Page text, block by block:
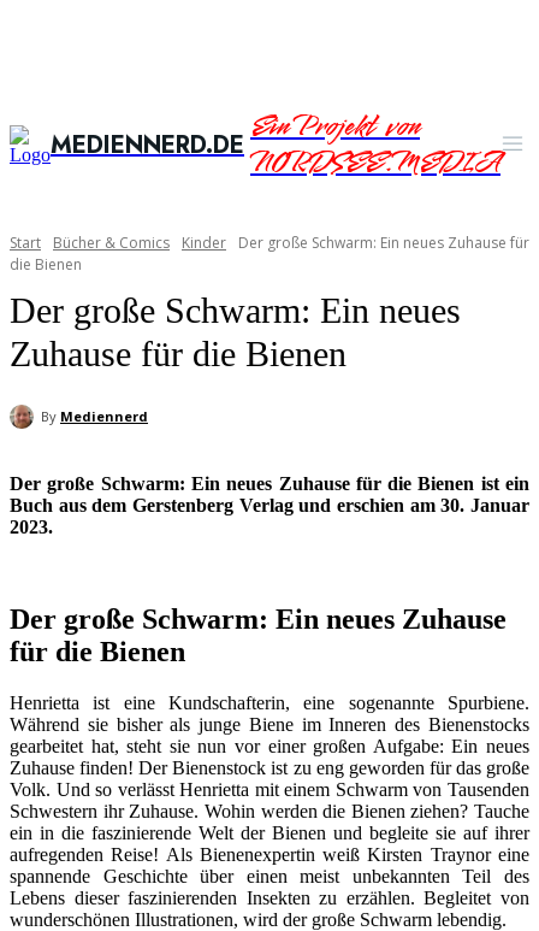
MEDIENNERD.DEEin Projekt von
NORDSEE.MEDIA
Start Bücher & Comics Kinder
Der große Schwarm: Ein neues Zuhause für
die Bienen
Der große Schwarm: Ein neues
Zuhause für die Bienen
By Mediennerd
Der große Schwarm: Ein neues Zuhause für die Bienen ist ein
Buch aus dem Gerstenberg Verlag und erschien am 30. Januar
2023.
Der große Schwarm: Ein neues Zuhause
für die Bienen
Henrietta ist eine Kundschafterin, eine sogenannte Spurbiene.
Während sie bisher als junge Biene im Inneren des Bienenstocks
gearbeitet hat, steht sie nun vor einer großen Aufgabe: Ein neues
Zuhause finden! Der Bienenstock ist zu eng geworden für das große
Volk. Und so verlässt Henrietta mit einem Schwarm von Tausenden
Schwestern ihr Zuhause. Wohin werden die Bienen ziehen? Tauche
ein in die faszinierende Welt der Bienen und begleite sie auf ihrer
aufregenden Reise! Als Bienenexpertin weiß Kirsten Traynor eine
spannende Geschichte über einen meist unbekannten Teil des
Lebens dieser faszinierenden Insekten zu erzählen. Begleitet von
wunderschönen Illustrationen, wird der große Schwarm lebendig.